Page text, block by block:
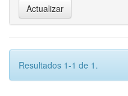
Resultados 1-1 de 1.